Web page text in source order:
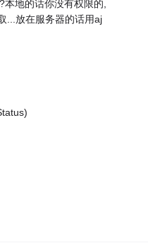
地的话你没有权限的,
...放在服务器的话用aj